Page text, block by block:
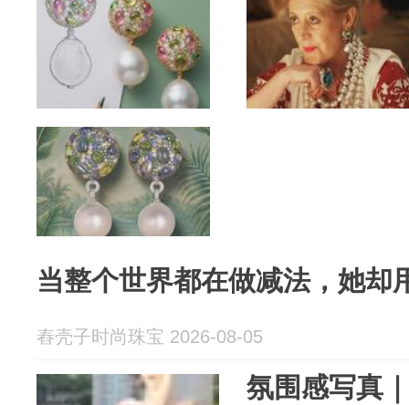
当整个世界都在做减法，她却
舂壳子时尚珠宝 2026-08-05
氛围感写真